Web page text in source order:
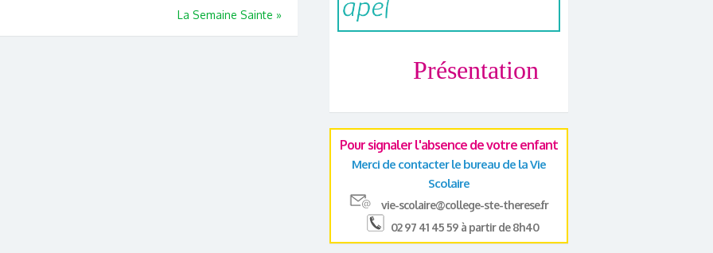
La Semaine Sainte »
Présentation
Pour signaler l'absence de votre enfant
Merci de contacter le bureau de la Vie
Scolaire
vie-scolaire@college-ste-therese.fr
02 97 41 45 59 à partir de 8h40